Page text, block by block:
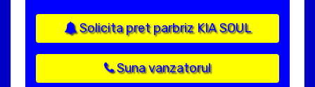
Solicita pret parbriz KIA SOUL
Suna vanzatorul